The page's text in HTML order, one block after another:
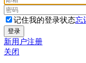
记住我的登录状态忘
新用户注册
关闭